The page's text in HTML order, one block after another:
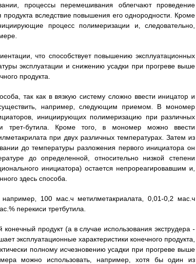
процессы перемешивания облегчают проведение
вследствие повышения его однородности. Кроме
процесс полимеризации и, следовательно,
что способствует повышению эксплуатационных
эксплуатации и снижению усадки при прогреве выше
продукта.
так как в вязкую систему сложно ввести иницатор и
например, следующим приемом. В мономер
инициирующих полимеризацию при различных
трет-бутила. Кроме того, в мономер можно ввести
при двух различных температурах. Затем из
до температуры разложения первого инициатора он
до определенной, относительно низкой степени
инициатора) остается непрореагировавшим и,
здесь способа.
100 мас.ч метилметакриалата, 0,01-0,2 мас.ч
перекиси третбутила.
продукт (а в случае использования экструдера -
эксплуатационные характеристики конечного продукта,
полному исчезновению усадки при прогреве выше
можно использовать, например, хотя бы один из